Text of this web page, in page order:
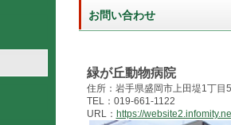
お問い合わせ
緑が丘動物病院
住所：岩手県盛岡市上田堤1丁目
TEL：019-661-1122
URL： https://